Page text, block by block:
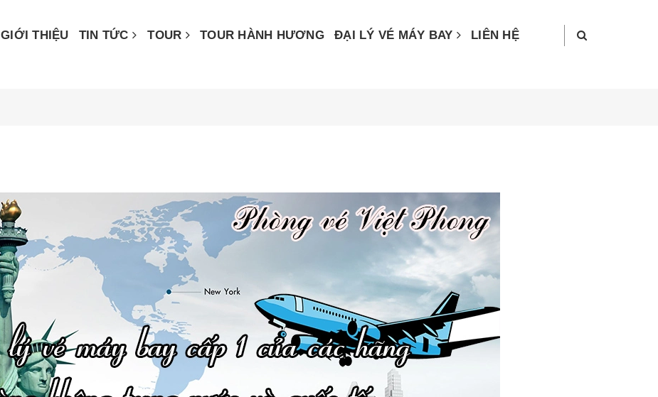
GIỚI THIỆU TIN TỨC TOUR TOUR HÀNH HƯƠNG ĐẠI LÝ VÉ MÁY BAY LIÊN HỆ